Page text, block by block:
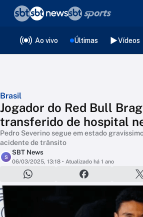
Ao vivo Últimas Vídeos
Brasil
Jogador do Red Bull
transferido de hospital
Pedro Severino segue em estado
acidente de trânsito
S
SBT News
06/03/2025, 13:18 • Atualizado há 1 ano
❮voltar
Editorias